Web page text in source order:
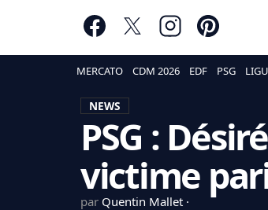
MERCATO CDM 2026 EDF PSG
NEWS
PSG :
victime
par Quentin Mallet